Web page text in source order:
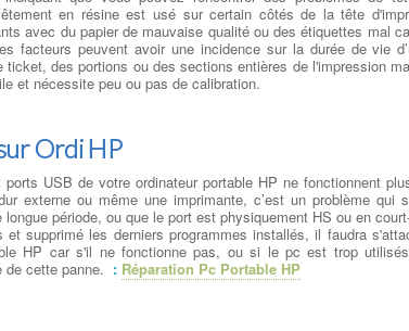
en résine est usé sur certain côtés de la tête
avec du papier de mauvaise qualité ou des étiquettes mal
facteurs peuvent avoir une incidence sur la durée de vie
des portions ou des sections entières de l'impression
et nécessite peu ou pas de calibration.
Ordi HP
USB de votre ordinateur portable HP ne fonctionnent
externe ou même une imprimante, c’est un problème qui
période, ou que le port est physiquement HS ou en
supprimé les derniers programmes installés, il faudra
HP car s'il ne fonctionne pas, ou si le pc est trop
cette panne. : Réparation Pc Portable HP